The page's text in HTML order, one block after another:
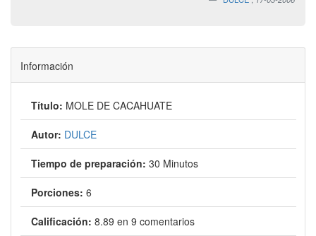
Información
Título: MOLE DE CACAHUATE
Autor: DULCE
Tiempo de preparación: 30 Minutos
Porciones: 6
Calificación: 8.89 en 9 comentarios